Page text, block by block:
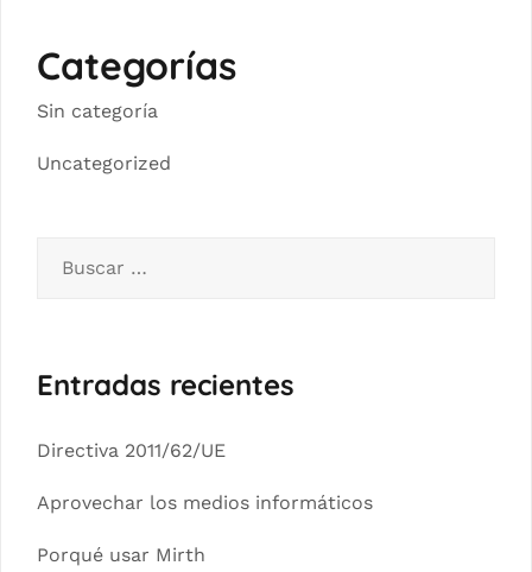
Categorías
Sin categoría
Uncategorized
Entradas recientes
Directiva 2011/62/UE
Aprovechar los medios informáticos
Porqué usar Mirth